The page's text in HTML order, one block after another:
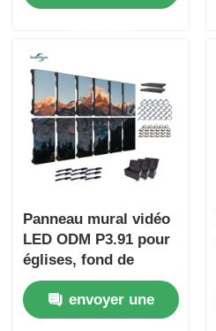
Intérieur et Extérieur
Panneau mural vidéo
LED ODM P3.91 pour
églises, fond de
scène, 800W
envoyer une